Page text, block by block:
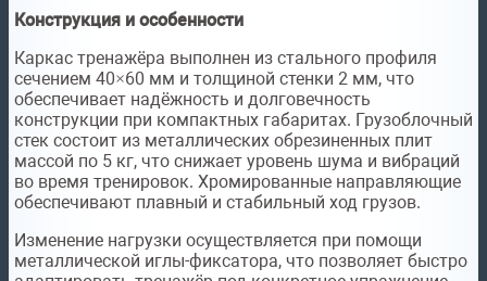
Конструкция и особенности
Каркас тренажёра выполнен из стального профиля
сечением 40×60 мм и толщиной стенки 2 мм, что
обеспечивает надёжность и долговечность
конструкции при компактных габаритах. Грузоблочный
стек состоит из металлических обрезиненных плит
массой по 5 кг, что снижает уровень шума и вибраций
во время тренировок. Хромированные направляющие
обеспечивают плавный и стабильный ход грузов.
Изменение нагрузки осуществляется при помощи
металлической иглы-фиксатора, что позволяет быстро